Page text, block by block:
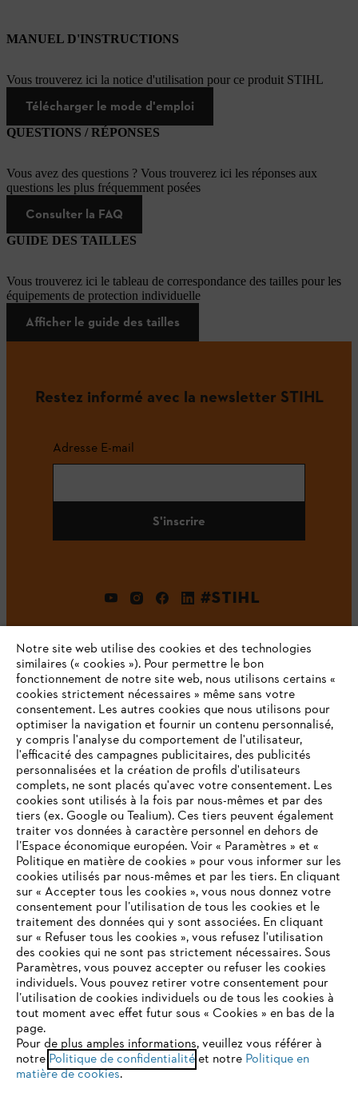
MANUEL D'INSTRUCTIONS
Vous trouverez ici la notice d'utilisation pour ce produit STIHL
Télécharger le mode d'emploi
QUESTIONS / RÉPONSES
Vous avez des questions ? Vous trouverez ici les réponses aux
questions les plus fréquemment posées
Consulter la FAQ
GUIDE DES TAILLES
Vous trouverez ici le tableau de correspondance des tailles pour les
équipements de protection individuelle
Afficher le guide des tailles
Restez informé avec la newsletter STIHL
Adresse E-mail
S'inscrire
#STIHL
L'Entreprise
STIHL FAQ
Contact
Politique de protection des données
Mentions légales Utilisation des cookies
Informations juridiques
ANDREAS STIHL NV, Veurtstraat 117, 2870 Puurs-Sint-Amands,
VOTRE NAVIGATEUR INTERNET
N'EST PLUS PRIS EN CHARGE
Vous utilisez un navigateur Internet que nous ne prenons plus
en charge, et certaines fonctionnalités de notre site ne
peuvent fonctionner correctement. Pour une utilisation
optimale de notre site, nous vous recommandons de passer à
l'un des navigateurs suivants :
Notre site web utilise des cookies et des technologies
similaires (« cookies »). Pour permettre le bon
fonctionnement de notre site web, nous utilisons certains «
cookies strictement nécessaires » même sans votre
consentement. Les autres cookies que nous utilisons pour
optimiser la navigation et fournir un contenu personnalisé,
y compris l'analyse du comportement de l'utilisateur,
l'efficacité des campagnes publicitaires, des publicités
personnalisées et la création de profils d'utilisateurs
complets, ne sont placés qu'avec votre consentement. Les
cookies sont utilisés à la fois par nous-mêmes et par des
tiers (ex. Google ou Tealium). Ces tiers peuvent également
traiter vos données à caractère personnel en dehors de
l’Espace économique européen. Voir « Paramètres » et «
Politique en matière de cookies » pour vous informer sur les
cookies utilisés par nous-mêmes et par les tiers. En cliquant
sur « Accepter tous les cookies », vous nous donnez votre
consentement pour l’utilisation de tous les cookies et le
traitement des données qui y sont associées. En cliquant
sur « Refuser tous les cookies », vous refusez l'utilisation
des cookies qui ne sont pas strictement nécessaires. Sous
Paramètres, vous pouvez accepter ou refuser les cookies
individuels. Vous pouvez retirer votre consentement pour
l’utilisation de cookies individuels ou de tous les cookies à
tout moment avec effet futur sous « Cookies » en bas de la
page.
Pour de plus amples informations, veuillez vous référer à
notre Politique de confidentialitéet notre Politique en
matière de cookies.